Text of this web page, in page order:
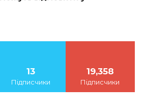
13
Підписчики
19,358
Підписчики